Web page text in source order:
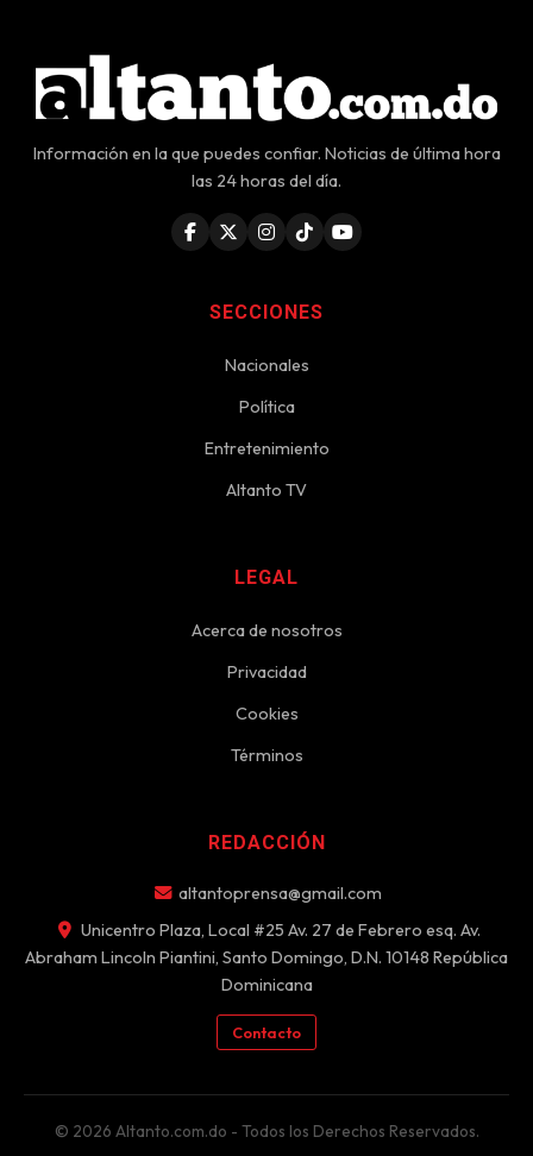
Información en la que puedes confiar. Noticias de última hora
las 24 horas del día.
SECCIONES
Nacionales
Política
Entretenimiento
Altanto TV
LEGAL
Acerca de nosotros
Privacidad
Cookies
Términos
REDACCIÓN
altantoprensa@gmail.com
Unicentro Plaza, Local #25 Av. 27 de Febrero esq. Av.
Abraham Lincoln Piantini, Santo Domingo, D.N. 10148 República
Dominicana
Contacto
© 2026 Altanto.com.do - Todos los Derechos Reservados.